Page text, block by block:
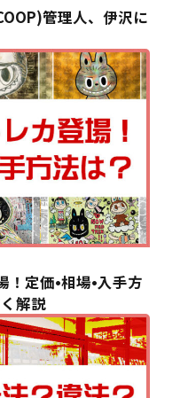
管理人、伊沢に
！定価•相場•入手方
解説